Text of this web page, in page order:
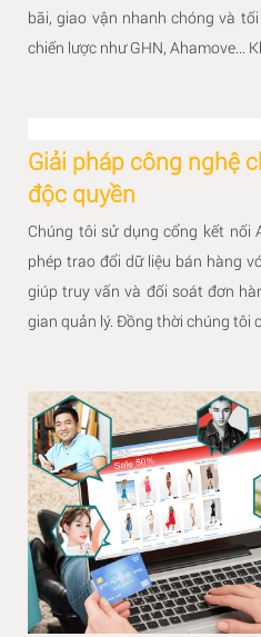
bãi, giao vận nhanh chóng và
chiến lược như GHN, Ahamove...
Giải pháp công nghệ
độc quyền
Chúng tôi sử dụng cổng kết nối
phép trao đổi dữ liệu bán hàng
giúp truy vấn và đối soát đơn
gian quản lý. Đồng thời chúng tôi